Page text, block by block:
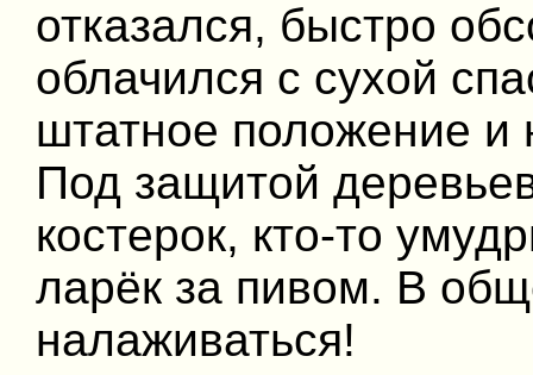
отказался, быстро
облачился с сухой
штатное положение и
Под защитой
костерок, кто-то
ларёк за пивом. В
налаживаться!